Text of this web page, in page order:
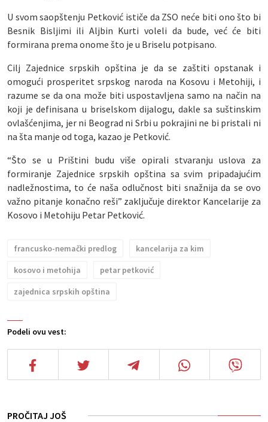
Podeli ovu vest:
U svom saopštenju Petković ističe da ZSO neće biti ono što bi
Besnik Bisljimi ili Aljbin Kurti voleli da bude, već će biti
formirana prema onome što je u Briselu potpisano.
Cilj Zajednice srpskih opština je da se zaštiti opstanak i
omogući prosperitet srpskog naroda na Kosovu i Metohiji, i
razume se da ona može biti uspostavljena samo na način na
koji je definisana u briselskom dijalogu, dakle sa suštinskim
ovlašćenjima, jer ni Beograd ni Srbi u pokrajini ne bi pristali ni
na šta manje od toga, kazao je Petković.
“Što se u Prištini budu više opirali stvaranju uslova za
formiranje Zajednice srpskih opština sa svim pripadajućim
nadležnostima, to će naša odlučnost biti snažnija da se ovo
važno pitanje konačno reši” zaključuje direktor Kancelarije za
Kosovo i Metohiju Petar Petković.
francusko-nemački predlog
kancelarija za kim
kosovo i metohija
petar petković
zajednica srpskih opština
PROČITAJ JOŠ